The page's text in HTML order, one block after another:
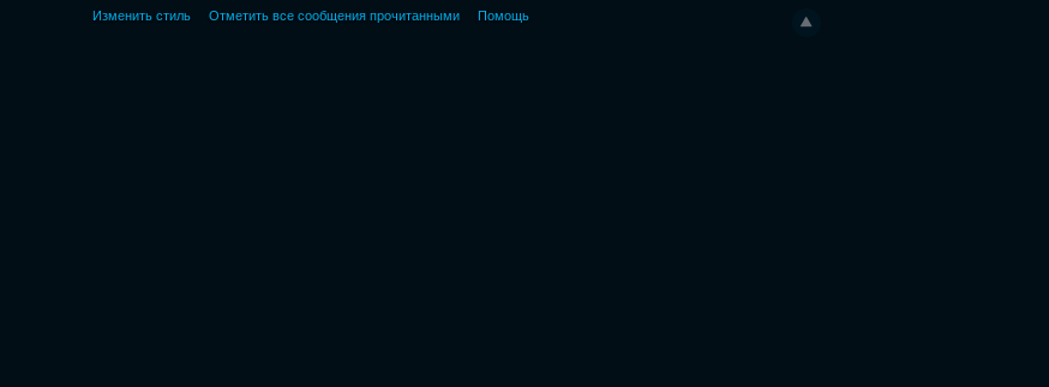
Изменить стиль Отметить все сообщения прочитанными Помощь